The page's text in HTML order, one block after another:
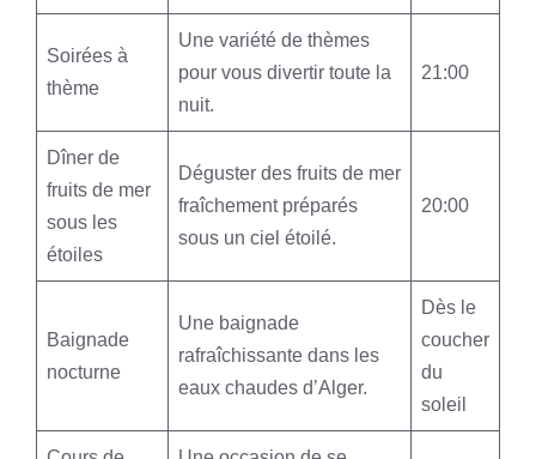
Soirées à
thème
Une variété de thèmes
pour vous divertir toute la
nuit.
21:00
Dîner de
fruits de mer
sous les
étoiles
Déguster des fruits de mer
fraîchement préparés
sous un ciel étoilé.
20:00
Baignade
nocturne
Une baignade
rafraîchissante dans les
eaux chaudes d’Alger.
Dès le
coucher
du
soleil